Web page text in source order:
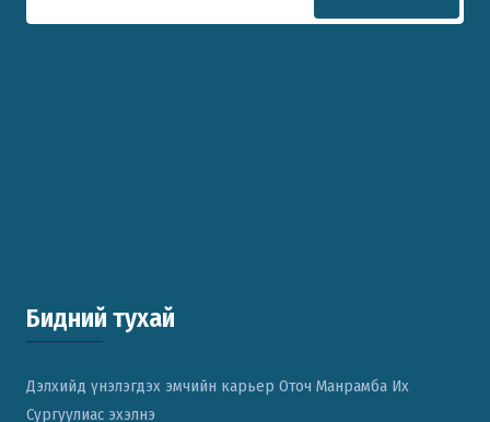
Бидний тухай
Дэлхийд үнэлэгдэх эмчийн карьер Оточ Манрамба Их
Сургуулиас эхэлнэ